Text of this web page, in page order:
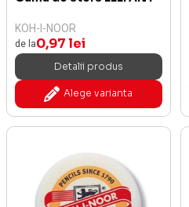
KOH-I-NOOR
de la0,97 lei
Detalii produs
Alege varianta